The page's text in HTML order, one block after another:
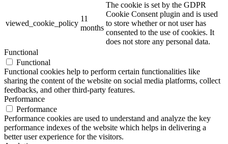
viewed_cookie_policy
11
months
The cookie is set by the GDPR
Cookie Consent plugin and is used
to store whether or not user has
consented to the use of cookies. It
does not store any personal data.
Functional
Functional
Functional cookies help to perform certain functionalities like
sharing the content of the website on social media platforms, collect
feedbacks, and other third-party features.
Performance
Performance
Performance cookies are used to understand and analyze the key
performance indexes of the website which helps in delivering a
better user experience for the visitors.